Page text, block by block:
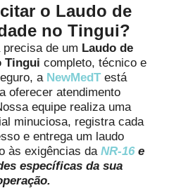
o Laudo de
no Tingui?
de um Laudo de
Tingui completo, técnico e
a NewMedT está
oferecer atendimento
equipe realiza uma
minuciosa, registra cada
e entrega um laudo
às exigências da NR-16 e
específicas da sua